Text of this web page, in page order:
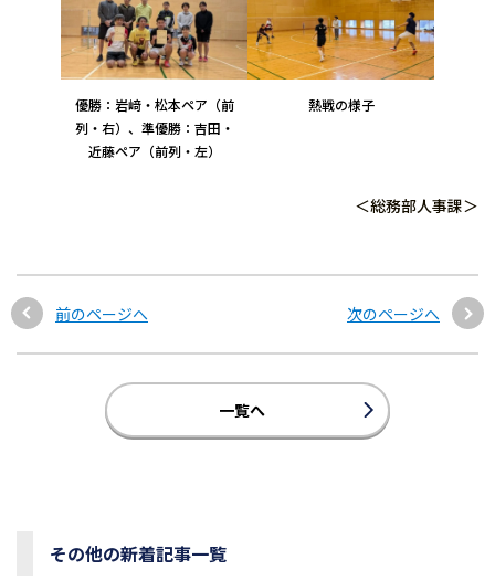
優勝：岩﨑・松本ペア（前
列・右）、準優勝：吉田・
近藤ペア（前列・左）
熱戦の様子
＜総務部人事課＞
前のページへ 次のページへ
一覧へ
その他の新着記事一覧